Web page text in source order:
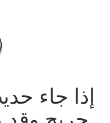
إذا جاء